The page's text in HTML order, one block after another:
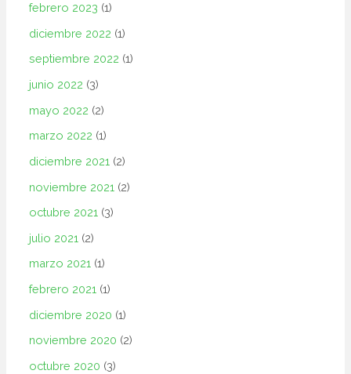
febrero 2023 (1)
diciembre 2022 (1)
septiembre 2022 (1)
junio 2022 (3)
mayo 2022 (2)
marzo 2022 (1)
diciembre 2021 (2)
noviembre 2021 (2)
octubre 2021 (3)
julio 2021 (2)
marzo 2021 (1)
febrero 2021 (1)
diciembre 2020 (1)
noviembre 2020 (2)
octubre 2020 (3)